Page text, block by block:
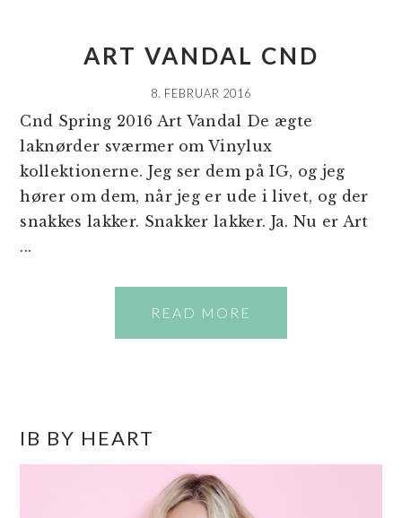
ART VANDAL CND
8. FEBRUAR 2016
Cnd Spring 2016 Art Vandal De ægte
laknørder sværmer om Vinylux
kollektionerne. Jeg ser dem på IG, og jeg
hører om dem, når jeg er ude i livet, og der
snakkes lakker. Snakker lakker. Ja. Nu er Art
...
READ MORE
SIDEBAR
IB BY HEART